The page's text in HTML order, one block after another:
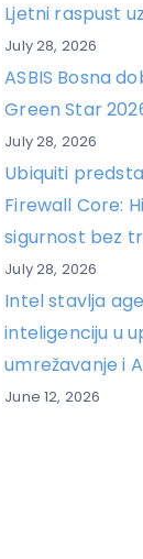
Ljetni raspust
July 28, 2026
ASBIS Bosna
Green Star
July 28, 2026
Ubiquiti
Firewall Core:
sigurnost bez
July 28, 2026
Intel stavlja
inteligenciju u
umrežavanje i
June 12, 2026